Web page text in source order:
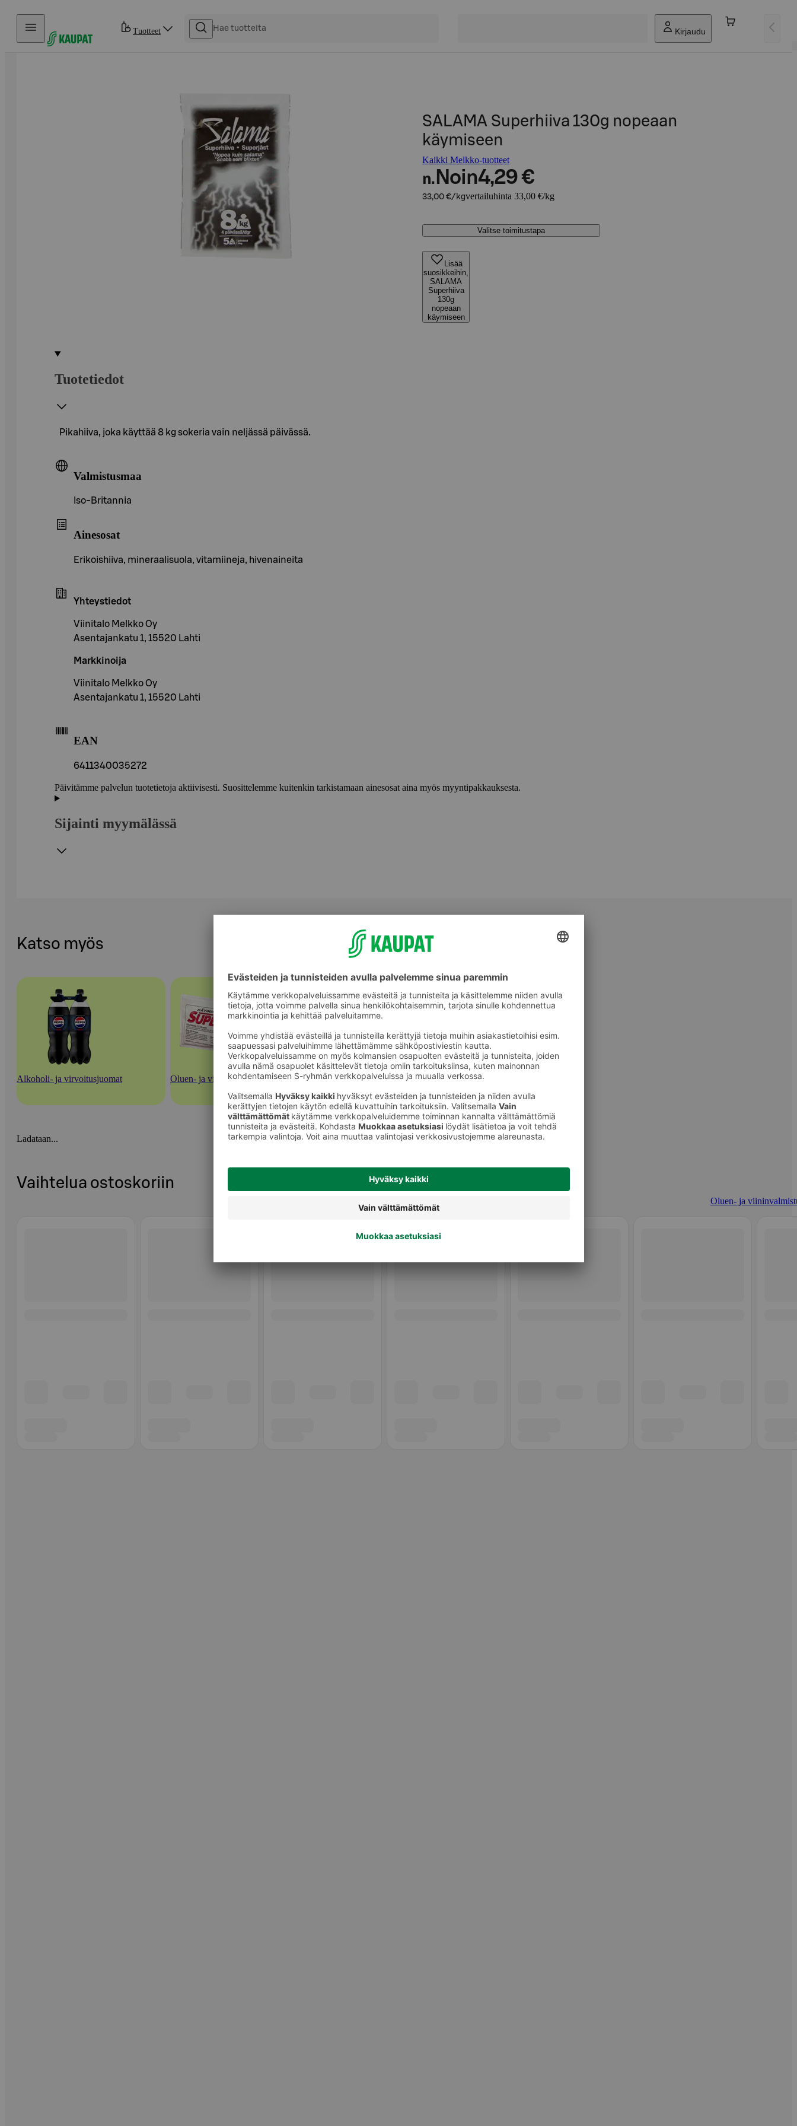
Hyppää sisältöön
Tuotteet Kirjaudu
SALAMA Superhiiva 130g nopeaan
käymiseen
Kaikki Melkko-tuotteet
n. Noin4,29 €
33,00 €/kgvertailuhinta 33,00 €/kg
Valitse toimitustapa
Lisää
suosikkeihin,
SALAMA
Superhiiva
130g
nopeaan
käymiseen
Tuotetiedot
Pikahiiva, joka käyttää 8 kg sokeria vain neljässä päivässä.
Valmistusmaa
Iso-Britannia
Ainesosat
Erikoishiiva, mineraalisuola, vitamiineja, hivenaineita
Yhteystiedot
Viinitalo Melkko Oy
Asentajankatu 1, 15520 Lahti
Markkinoija
Viinitalo Melkko Oy
Asentajankatu 1, 15520 Lahti
EAN
6411340035272
Päivitämme palvelun tuotetietoja aktiivisesti. Suosittelemme kuitenkin tarkistamaan ainesosat aina myös myyntipakkauksesta.
Sijainti myymälässä
Katso myös
Alkoholi- ja virvoitusjuomat Oluen- ja viininvalmistus
Ladataan...
Vaihtelua ostoskoriin
Oluen- ja